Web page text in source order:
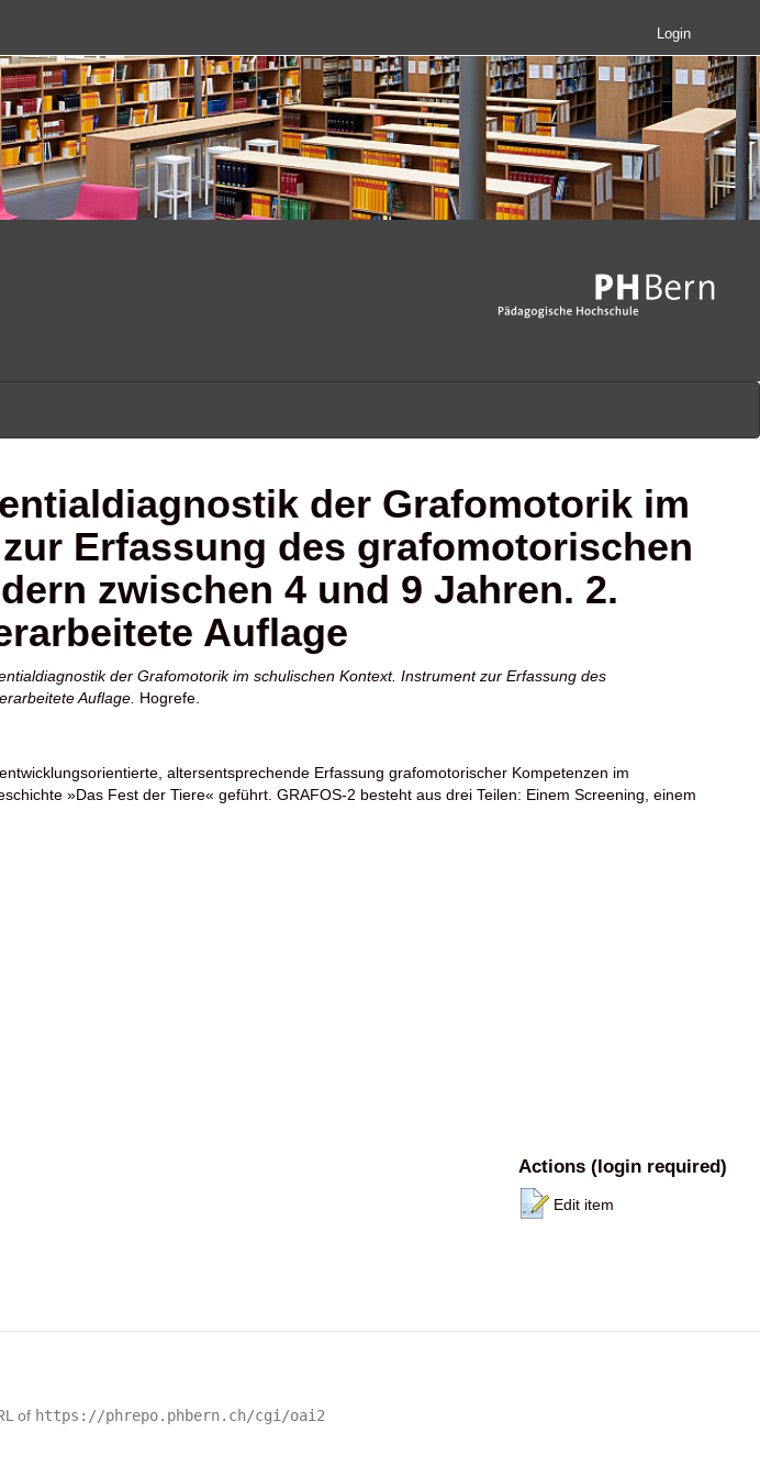
Login
der Grafomotorik im
Erfassung des grafomotorischen
zwischen 4 und 9 Jahren. 2.
Auflage
der Grafomotorik im schulischen Kontext. Instrument zur Erfassung des
Auflage. Hogrefe.
altersentsprechende Erfassung grafomotorischer Kompetenzen im
»Das Fest der Tiere« geführt. GRAFOS-2 besteht aus drei Teilen: Einem Screening, einem
Actions (login required)
Edit item
of https://phrepo.phbern.ch/cgi/oai2